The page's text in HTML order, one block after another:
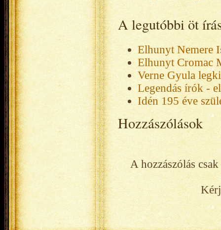
A legutóbbi öt
Elhunyt Nemere
Elhunyt Cromac
Verne Gyula
Legendás írók -
Idén 195 éve
Hozzászólások
A hozzászólás